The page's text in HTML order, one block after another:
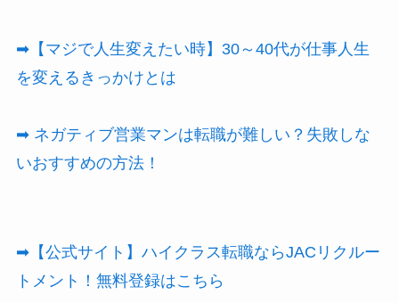
➡【マジで人生変えたい時】30～40代が仕事人生
を変えるきっかけとは
➡ ネガティブ営業マンは転職が難しい？失敗しな
いおすすめの方法！
➡【公式サイト】ハイクラス転職ならJACリクルー
トメント！無料登録はこちら